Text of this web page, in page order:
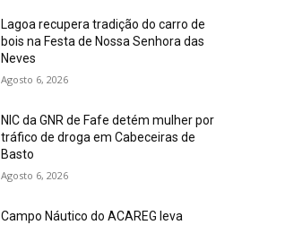
Lagoa recupera tradição do carro de
bois na Festa de Nossa Senhora das
Neves
Agosto 6, 2026
NIC da GNR de Fafe detém mulher por
tráfico de droga em Cabeceiras de
Basto
Agosto 6, 2026
Campo Náutico do ACAREG leva